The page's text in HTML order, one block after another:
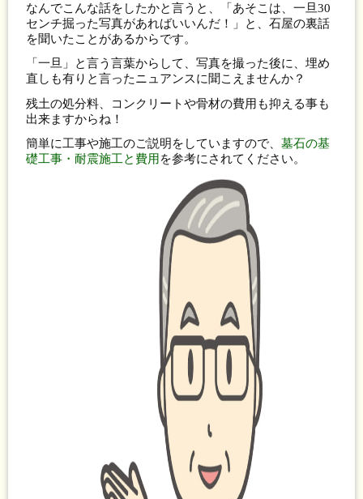
なんでこんな話をしたかと言うと、「あそこは、一旦30
センチ掘った写真があればいいんだ！」と、石屋の裏話
を聞いたことがあるからです。
「一旦」と言う言葉からして、写真を撮った後に、埋め
直しも有りと言ったニュアンスに聞こえませんか？
残土の処分料、コンクリートや骨材の費用も抑える事も
出来ますからね！
簡単に工事や施工のご説明をしていますので、墓石の基
礎工事・耐震施工と費用 を参考にされてください。